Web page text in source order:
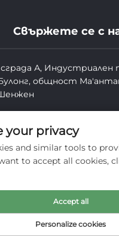
Свържете се с
А, Индустриален
общност
поверителност
your privacy
and similar tools to
to accept all cookies,
Personalize cookies
Accept all